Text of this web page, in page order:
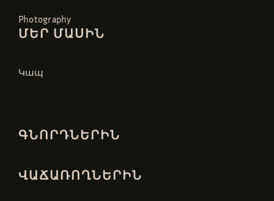
Photography
ՄԵՐ ՄԱՍԻՆ
Կապ
ԳՆՈՐԴՆԵՐԻՆ
ՎԱՃԱՌՈՂՆԵՐԻՆ